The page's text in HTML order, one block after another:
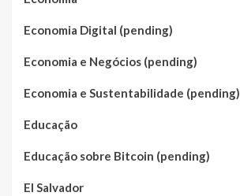
Economia Digital (pending)
Economia e Negócios (pending)
Economia e Sustentabilidade (pending)
Educação
Educação sobre Bitcoin (pending)
El Salvador